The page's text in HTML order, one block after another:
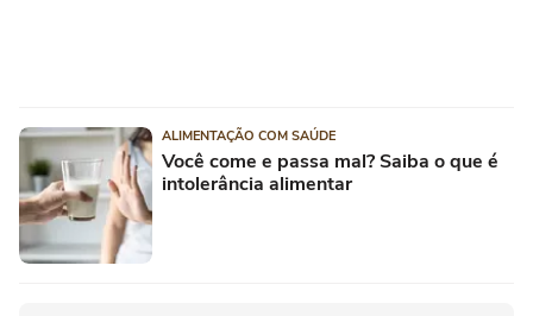
ALIMENTAÇÃO COM SAÚDE
Você come e passa mal? Saiba o que é
intolerância alimentar